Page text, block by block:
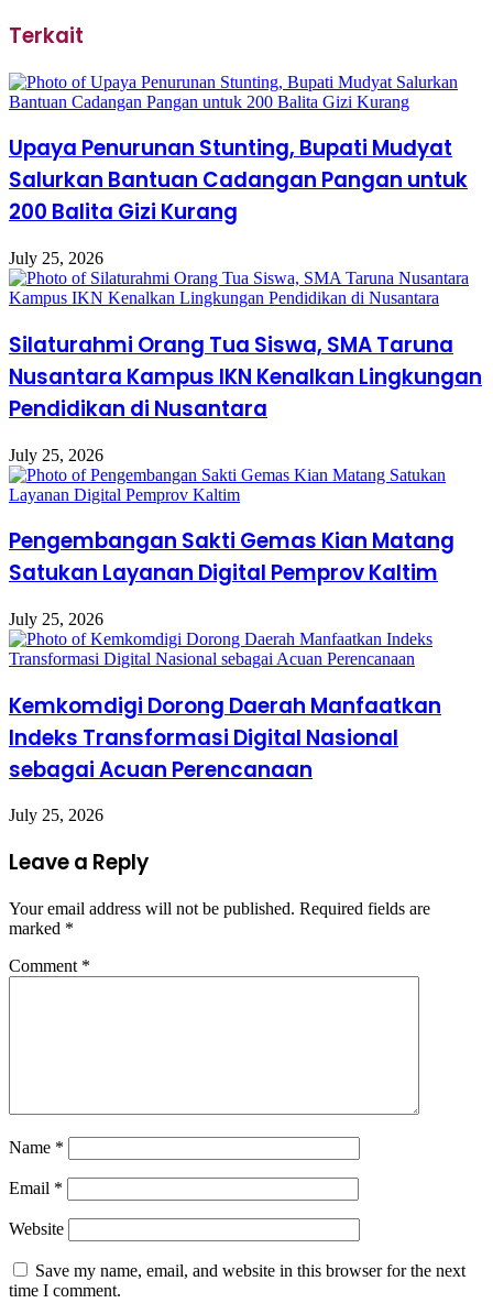
Terkait
Upaya Penurunan Stunting, Bupati Mudyat
Salurkan Bantuan Cadangan Pangan untuk
200 Balita Gizi Kurang
July 25, 2026
Silaturahmi Orang Tua Siswa, SMA Taruna
Nusantara Kampus IKN Kenalkan Lingkungan
Pendidikan di Nusantara
July 25, 2026
Pengembangan Sakti Gemas Kian Matang
Satukan Layanan Digital Pemprov Kaltim
July 25, 2026
Kemkomdigi Dorong Daerah Manfaatkan
Indeks Transformasi Digital Nasional
sebagai Acuan Perencanaan
July 25, 2026
Leave a Reply
Your email address will not be published. Required fields are
marked *
Comment *
Name *
Email *
Website
Save my name, email, and website in this browser for the next
time I comment.